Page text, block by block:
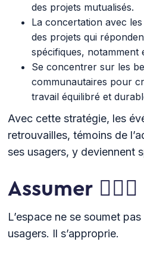
des projets mutualisés.
La concertation avec
des projets qui
spécifiques, notamment
Se concentrer sur les
communautaires pour
travail équilibré et
Avec cette stratégie, les
retrouvailles, témoins de
ses usagers, y deviennent
Assumer 🧑🏻‍⚖️
L’espace ne se soumet
usagers. Il s’approprie.